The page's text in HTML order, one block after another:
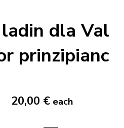
dla Val
prinzipianc
20,00 € each